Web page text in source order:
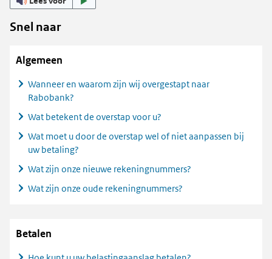
Snel naar
Algemeen
Wanneer en waarom zijn wij overgestapt naar
Rabobank?
Wat betekent de overstap voor u?
Wat moet u door de overstap wel of niet aanpassen bij
uw betaling?
Wat zijn onze nieuwe rekeningnummers?
Wat zijn onze oude rekeningnummers?
Betalen